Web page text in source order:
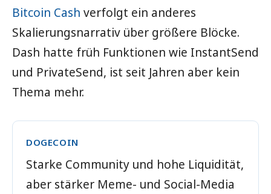
Bitcoin Cash verfolgt ein anderes
Skalierungsnarrativ über größere Blöcke.
Dash hatte früh Funktionen wie InstantSend
und PrivateSend, ist seit Jahren aber kein
Thema mehr.
DOGECOIN
Starke Community und hohe Liquidität,
aber stärker Meme- und Social-Media